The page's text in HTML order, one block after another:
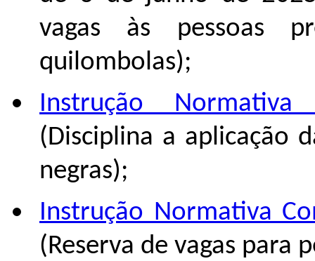
vagas às pessoas
quilombolas);
Instrução
(Disciplina a aplicação
negras);
Instrução Normativa
(Reserva de vagas para